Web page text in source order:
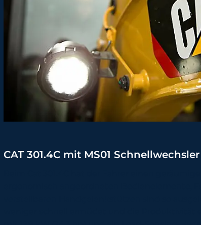
CAT 301.4C mit MS01 Schnellwechsler